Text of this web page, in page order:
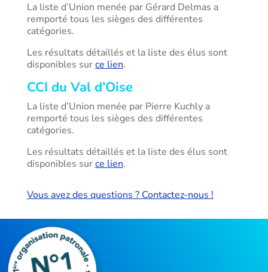
La liste d’Union menée par Gérard Delmas a
remporté tous les sièges des différentes
catégories.
Les résultats détaillés et la liste des élus sont
disponibles surce lien.
CCI du Val d’Oise
La liste d’Union menée par Pierre Kuchly a
remporté tous les sièges des différentes
catégories.
Les résultats détaillés et la liste des élus sont
disponibles surce lien.
Vous avez des questions ? Contactez-nous !